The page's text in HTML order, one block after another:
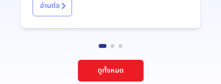
อ่านต่อ
ดูทั้งหมด